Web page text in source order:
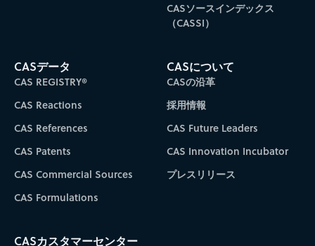
CASソースインデックス
（CASSI）
CASデータ
CAS REGISTRY®
CAS Reactions
CAS References
CAS Patents
CAS Commercial Sources
CAS Formulations
CASについて
CASの沿革
採用情報
CAS Future Leaders
CAS Innovation Incubator
プレスリリース
CASカスタマーセンター